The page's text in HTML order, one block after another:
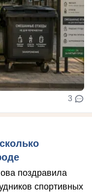
3
поздравила
спортивных